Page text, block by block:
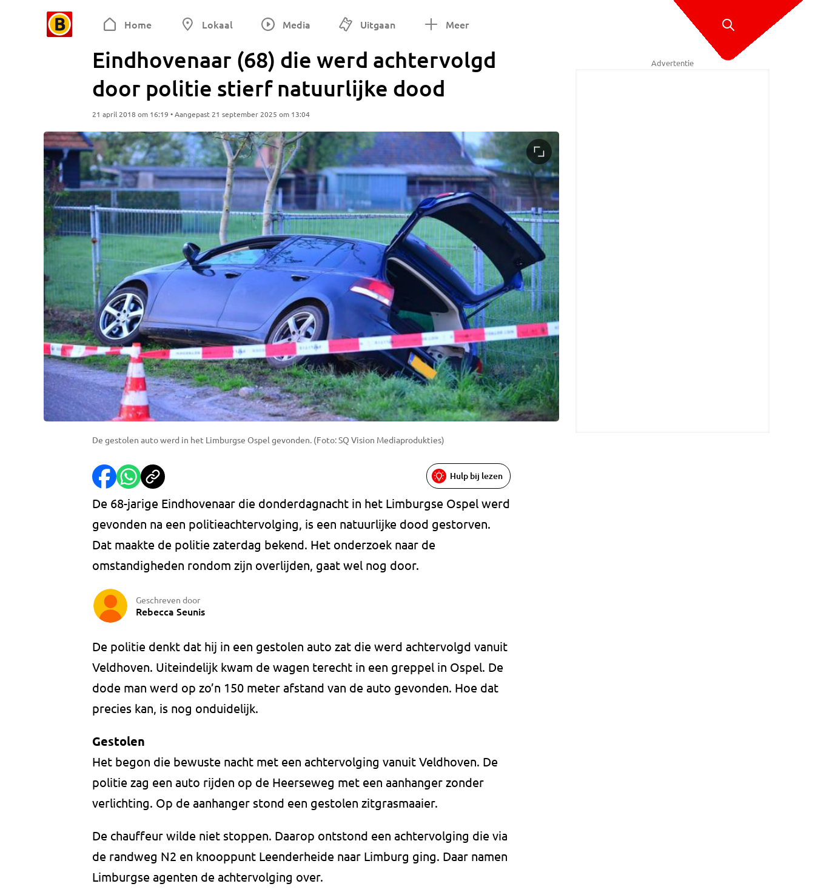
Home Lokaal Media Uitgaan Meer
Eindhovenaar (68) die werd achtervolgd
door politie stierf natuurlijke dood
21 april 2018 om 16:19 • Aangepast 21 september 2025 om 13:04
De gestolen auto werd in het Limburgse Ospel gevonden. (Foto: SQ Vision Mediaprodukties)
Hulp bij lezen
De 68-jarige Eindhovenaar die donderdagnacht in het Limburgse Ospel werd
gevonden na een politieachtervolging, is een natuurlijke dood gestorven.
Dat maakte de politie zaterdag bekend. Het onderzoek naar de
omstandigheden rondom zijn overlijden, gaat wel nog door.
Geschreven door
Rebecca Seunis
De politie denkt dat hij in een gestolen auto zat die werd achtervolgd vanuit
Veldhoven. Uiteindelijk kwam de wagen terecht in een greppel in Ospel. De
dode man werd op zo’n 150 meter afstand van de auto gevonden. Hoe dat
precies kan, is nog onduidelijk.
Gestolen
Het begon die bewuste nacht met een achtervolging vanuit Veldhoven. De
politie zag een auto rijden op de Heerseweg met een aanhanger zonder
verlichting. Op de aanhanger stond een gestolen zitgrasmaaier.
De chauffeur wilde niet stoppen. Daarop ontstond een achtervolging die via
de randweg N2 en knooppunt Leenderheide naar Limburg ging. Daar namen
Limburgse agenten de achtervolging over.
Advertentie